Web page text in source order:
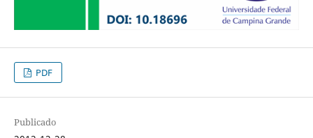
PDF
Publicado